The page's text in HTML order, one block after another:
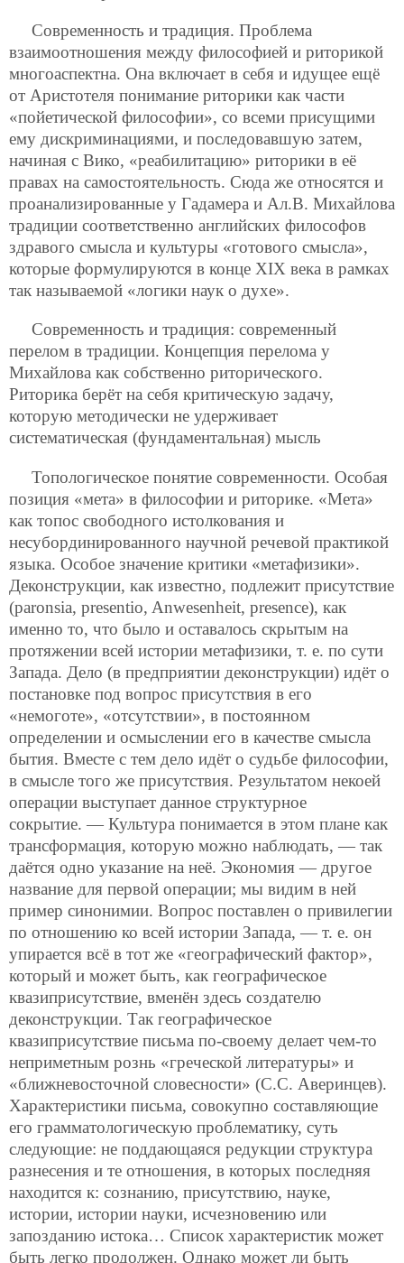
Современность и традиция. Проблема
взаимоотношения между философией и риторикой
многоаспектна. Она включает в себя и идущее ещё
от Аристотеля понимание риторики как части
«пойетической философии», со всеми присущими
ему дискриминациями, и последовавшую затем,
начиная с Вико, «реабилитацию» риторики в её
правах на самостоятельность. Сюда же относятся и
проанализированные у Гадамера и Ал.В. Михайлова
традиции соответственно английских философов
здравого смысла и культуры «готового смысла»,
которые формулируются в конце XIX века в рамках
так называемой «логики наук о духе».
Современность и традиция: современный
перелом в традиции. Концепция перелома у
Михайлова как собственно риторического.
Риторика берёт на себя критическую задачу,
которую методически не удерживает
систематическая (фундаментальная) мысль
Топологическое понятие современности. Особая
позиция «мета» в философии и риторике. «Мета»
как топос свободного истолкования и
несубординированного научной речевой практикой
языка. Особое значение критики «метафизики».
Деконструкции, как известно, подлежит присутствие
(paronsia, presentio, Anwesenheit, presence), как
именно то, что было и оставалось скрытым на
протяжении всей истории метафизики, т. е. по сути
Запада. Дело (в предприятии деконструкции) идёт о
постановке под вопрос присутствия в его
«немоготе», «отсутствии», в постоянном
определении и осмыслении его в качестве смысла
бытия. Вместе с тем дело идёт о судьбе философии,
в смысле того же присутствия. Результатом некоей
операции выступает данное структурное
сокрытие. — Культура понимается в этом плане как
трансформация, которую можно наблюдать, — так
даётся одно указание на неё. Экономия — другое
название для первой операции; мы видим в ней
пример синонимии. Вопрос поставлен о привилегии
по отношению ко всей истории Запада, — т. е. он
упирается всё в тот же «географический фактор»,
который и может быть, как географическое
квазиприсутствие, вменён здесь создателю
деконструкции. Так географическое
квазиприсутствие письма по-своему делает чем-то
неприметным рознь «греческой литературы» и
«ближневосточной словесности» (С.С. Аверинцев).
Характеристики письма, совокупно составляющие
его грамматологическую проблематику, суть
следующие: не поддающаяся редукции структура
разнесения и те отношения, в которых последняя
находится к: сознанию, присутствию, науке,
истории, истории науки, исчезновению или
запозданию истока… Список характеристик может
быть легко продолжен. Однако может ли быть